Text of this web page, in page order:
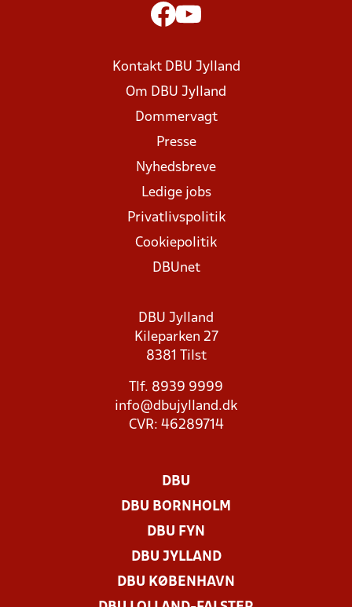
Kontakt DBU Jylland
Om DBU Jylland
Dommervagt
Presse
Nyhedsbreve
Ledige jobs
Privatlivspolitik
Cookiepolitik
DBUnet
DBU Jylland
Kileparken 27
8381 Tilst
Tlf. 8939 9999
info@dbujylland.dk
CVR: 46289714
DBU
DBU BORNHOLM
DBU FYN
DBU JYLLAND
DBU KØBENHAVN